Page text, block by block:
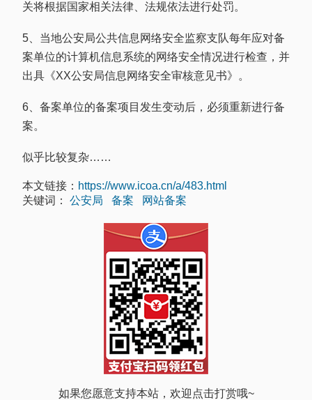
关将根据国家相关法律、法规依法进行处罚。
5、当地公安局公共信息网络安全监察支队每年应对备
案单位的计算机信息系统的网络安全情况进行检查，并
出具《XX公安局信息网络安全审核意见书》。
6、备案单位的备案项目发生变动后，必须重新进行备
案。
似乎比较复杂……
本文链接： https://www.icoa.cn/a/483.html
关键词： 公安局 备案 网站备案
如果您愿意支持本站，欢迎点击打赏哦~